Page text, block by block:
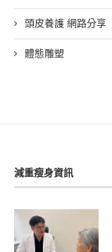
頭皮養護 網路分享
體態雕塑
減重瘦身資訊